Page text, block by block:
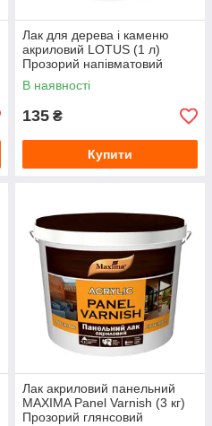
Лак для дерева і каменю
акриловий LOTUS (1 л)
Прозорий напівматовий
В наявності
135 ₴
Купити
Лак акриловий панельний
MAXIMA Panel Varnish (3 кг)
Прозорий глянсовий